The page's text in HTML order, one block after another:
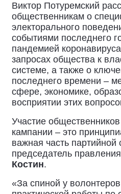
Виктор Потуремский
общественникам о
электорального
событиями последнего
пандемией
запросах общества к
системе, а также о
последнего времени –
сфере, экономике,
восприятии этих
Участие
кампании – это
важная часть партийной
председатель
Костин.
«За спиной у